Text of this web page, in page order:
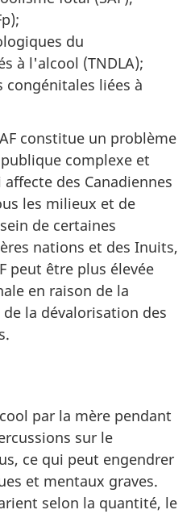
du
à l'alcool (TNDLA);
liées à
constitue un problème
complexe et
des Canadiennes
les milieux et de
de certaines
nations et des Inuits,
peut être plus élevée
en raison de la
la dévalorisation des
par la mère pendant
sur le
ce qui peut engendrer
et mentaux graves.
selon la quantité, le